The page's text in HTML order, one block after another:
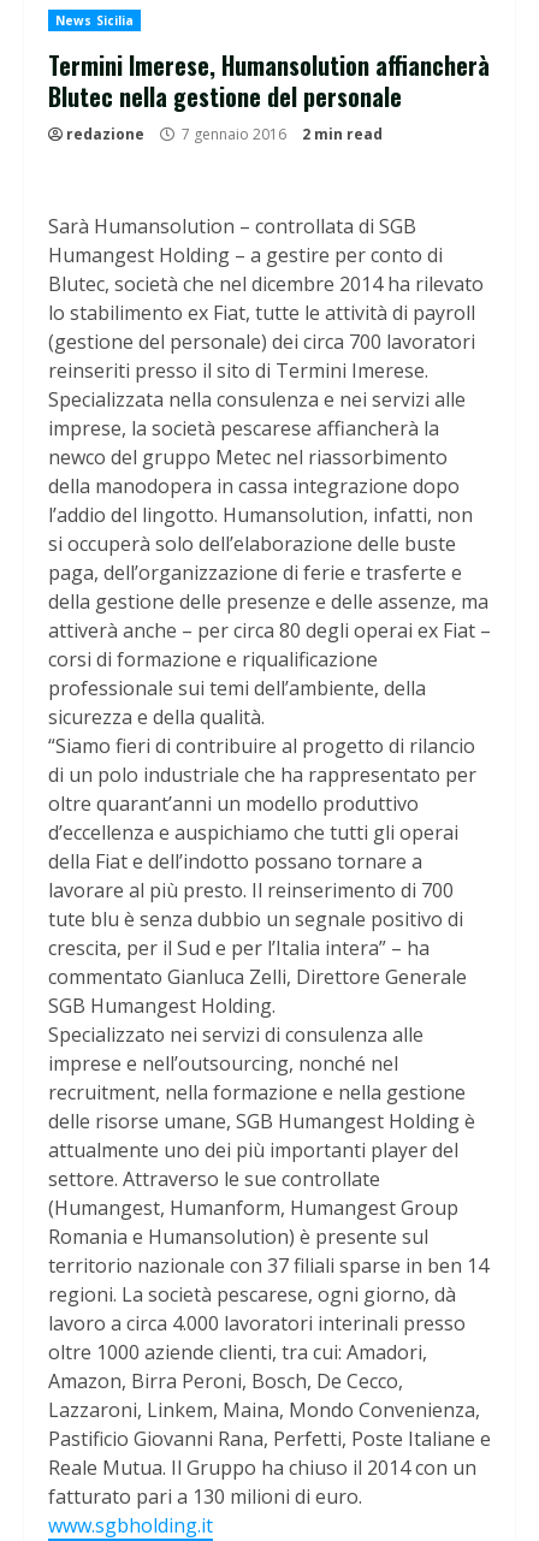
News Sicilia
Termini Imerese, Humansolution affiancherà
Blutec nella gestione del personale
redazione 7 gennaio 2016 2 min read
Sarà Humansolution – controllata di SGB
Humangest Holding – a gestire per conto di
Blutec, società che nel dicembre 2014 ha rilevato
lo stabilimento ex Fiat, tutte le attività di payroll
(gestione del personale) dei circa 700 lavoratori
reinseriti presso il sito di Termini Imerese.
Specializzata nella consulenza e nei servizi alle
imprese, la società pescarese affiancherà la
newco del gruppo Metec nel riassorbimento
della manodopera in cassa integrazione dopo
l’addio del lingotto. Humansolution, infatti, non
si occuperà solo dell’elaborazione delle buste
paga, dell’organizzazione di ferie e trasferte e
della gestione delle presenze e delle assenze, ma
attiverà anche – per circa 80 degli operai ex Fiat –
corsi di formazione e riqualificazione
professionale sui temi dell’ambiente, della
sicurezza e della qualità.
“Siamo fieri di contribuire al progetto di rilancio
di un polo industriale che ha rappresentato per
oltre quarant’anni un modello produttivo
d’eccellenza e auspichiamo che tutti gli operai
della Fiat e dell’indotto possano tornare a
lavorare al più presto. Il reinserimento di 700
tute blu è senza dubbio un segnale positivo di
crescita, per il Sud e per l’Italia intera” – ha
commentato Gianluca Zelli, Direttore Generale
SGB Humangest Holding.
Specializzato nei servizi di consulenza alle
imprese e nell’outsourcing, nonché nel
recruitment, nella formazione e nella gestione
delle risorse umane, SGB Humangest Holding è
attualmente uno dei più importanti player del
settore. Attraverso le sue controllate
(Humangest, Humanform, Humangest Group
Romania e Humansolution) è presente sul
territorio nazionale con 37 filiali sparse in ben 14
regioni. La società pescarese, ogni giorno, dà
lavoro a circa 4.000 lavoratori interinali presso
oltre 1000 aziende clienti, tra cui: Amadori,
Amazon, Birra Peroni, Bosch, De Cecco,
Lazzaroni, Linkem, Maina, Mondo Convenienza,
Pastificio Giovanni Rana, Perfetti, Poste Italiane e
Reale Mutua. Il Gruppo ha chiuso il 2014 con un
fatturato pari a 130 milioni di euro.
www.sgbholding.it